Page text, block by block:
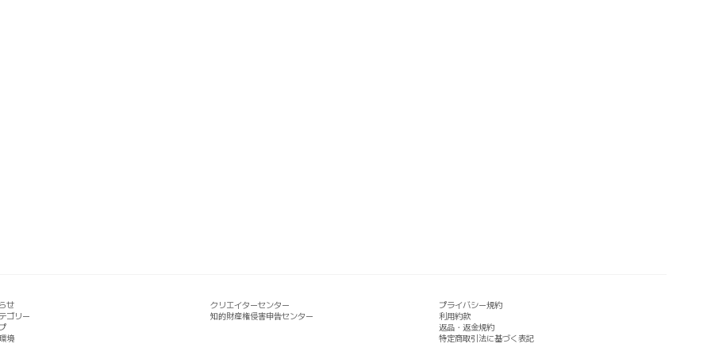
せ
ゴリー
境
クリエイターセンター
知的財産権侵害申告センター
プライバシー規約
利用約款
返品・返金規約
特定商取引法に基づく表記